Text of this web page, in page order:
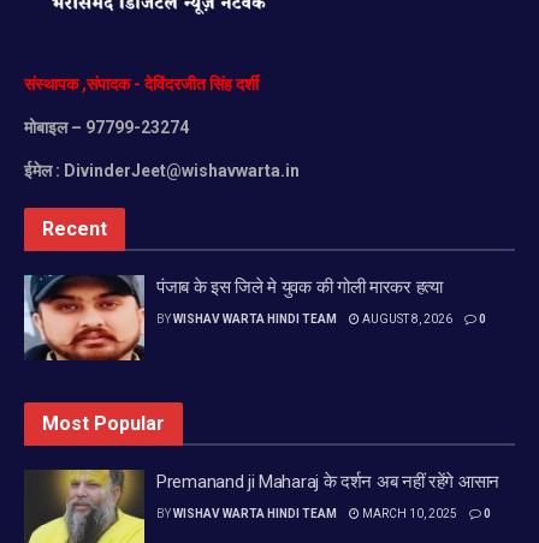
संस्थापक,संपादक-देविंदरजीतसिंहदर्शी
मोबाइल– 97799-23274
ईमेल : DivinderJeet@wishavwarta.in
Recent
पंजाब के इस जिले मे युवक की गोली मारकर हत्या
BYWISHAV WARTA HINDI TEAM AUGUST 8, 2026 0
Most Popular
Premanand ji Maharaj के दर्शन अब नहीं रहेंगे आसान
BYWISHAV WARTA HINDI TEAM MARCH 10, 2025 0